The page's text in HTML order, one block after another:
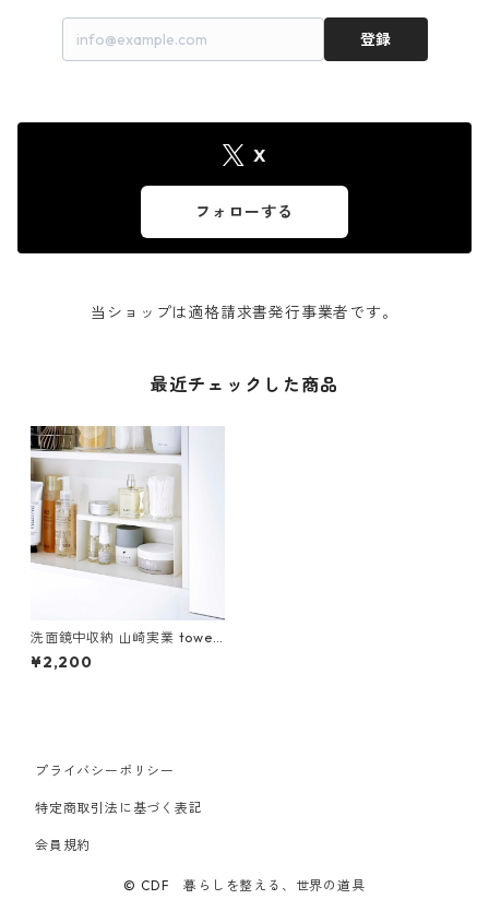
登録
X
フォローする
当ショップは適格請求書発行事業者です。
最近チェックした商品
洗面鏡中収納 山崎実業 tower
タワー 洗面鏡中収納ラック 2
個組 ホワイト
¥2,200
プライバシーポリシー
特定商取引法に基づく表記
会員規約
© CDF 暮らしを整える、世界の道具